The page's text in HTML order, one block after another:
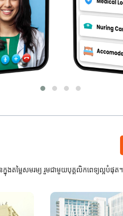
ងតម្លៃសមរម្យ រួមជាមួយបុគ្គលិកពេទ្យល្អបំផុត។